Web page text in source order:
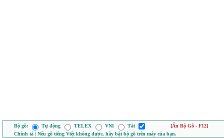
Bộ gõ: Tự động TELEX VNI Tắt
[Ẩn Bộ Gõ - F12]
Chính tả | Nếu gõ tiếng Việt không được, hãy bật bộ gõ trên máy của bạn.